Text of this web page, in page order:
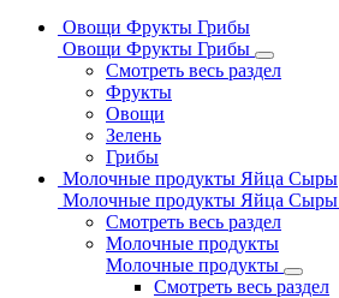
Овощи Фрукты Грибы
Овощи Фрукты Грибы
Смотреть весь раздел
Фрукты
Овощи
Зелень
Грибы
Молочные продукты Яйца Сыры
Молочные продукты Яйца Сыры
Смотреть весь раздел
Молочные продукты
Молочные продукты
Смотреть весь раздел